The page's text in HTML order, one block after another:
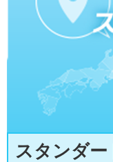
スタンダー